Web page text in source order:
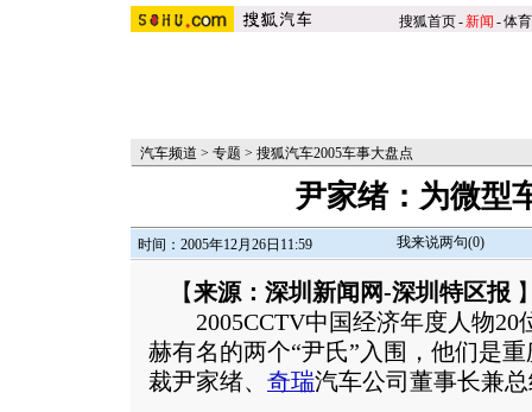
搜狐首页-新闻 -体育
汽车频道 > 专题 > 搜狐汽车2005车事大盘点
尹家绪：为微型
时间：2005年12月26日11:59 我来说两句(0)
【来源：深圳新闻网-深圳特区报
2005CCTV中国经济年度人物20
赫有名的两个“尹氏”入围，他们是重
裁尹家绪、 奇瑞汽车公司董事长兼